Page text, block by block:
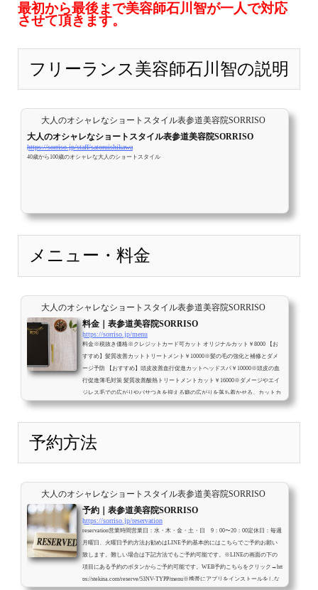
最初から最後まで美容師石川智が一人で対応
させて頂きます。
フリーランス美容師石川智の説明
大人のオシャレなショートスタイル表参道美容院SORRISO
大人のオシャレなショートスタイル表参道美容院SORRISO
https://sorriso.jp/staff/satoruishikawa
40歳から100歳のオシャレな大人のショートスタイル
メニュー・料金
大人のオシャレなショートスタイル表参道美容院SORRISO
料金｜表参道美容院SORRISO
https://sorriso.jp/menu
料金※税抜き価格※クレジットカード可カット オリジナルカット￥8000 【お
すすめ】髪質改善カットトリートメント￥10000※髪の毛の強化と補修とダメ
ージ予防 【おすすめ】頭皮改善血行促進カットヘッドスパ￥10000※頭皮の血
行促進薄毛対策 髪質改善酸熱トリートメントカット￥16000※ダメージやエイ
ジレス毛での広がりやパサつきを抑える癖の広がりを落ち着かせる。カットカ
予約方法
大人のオシャレなショートスタイル表参道美容院SORRISO
予約｜表参道美容院SORRISO
https://sorriso.jp/reservation
reservation営業時間営業日：水・木・金・土・日 9：00〜20：00定休日：毎週
月曜日、火曜日予約方法お勧めはLINE予約基本的にはこちらでご予約お願い
致します。難しい場合は下記方法でもご予約可能です。※LINEの画面の下の
項目にある予約のボタンからご予約可能です。WEB予約こちらをクリック→htt
ps://stekina.com/reserve/53NV-TYPP/menu※携帯にアプリをインストールをしな